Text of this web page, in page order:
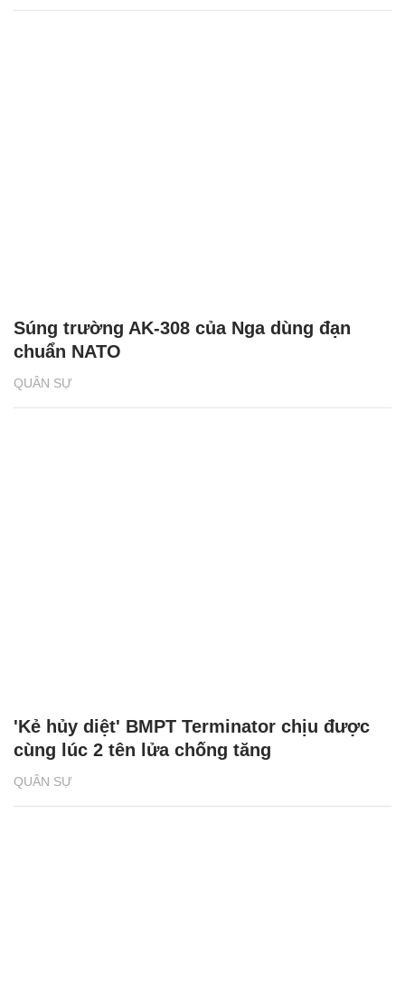
QUÂN SỰ
Súng trường AK-308 của Nga dùng đạn
chuẩn NATO
QUÂN SỰ
'Kẻ hủy diệt' BMPT Terminator chịu được
cùng lúc 2 tên lửa chống tăng